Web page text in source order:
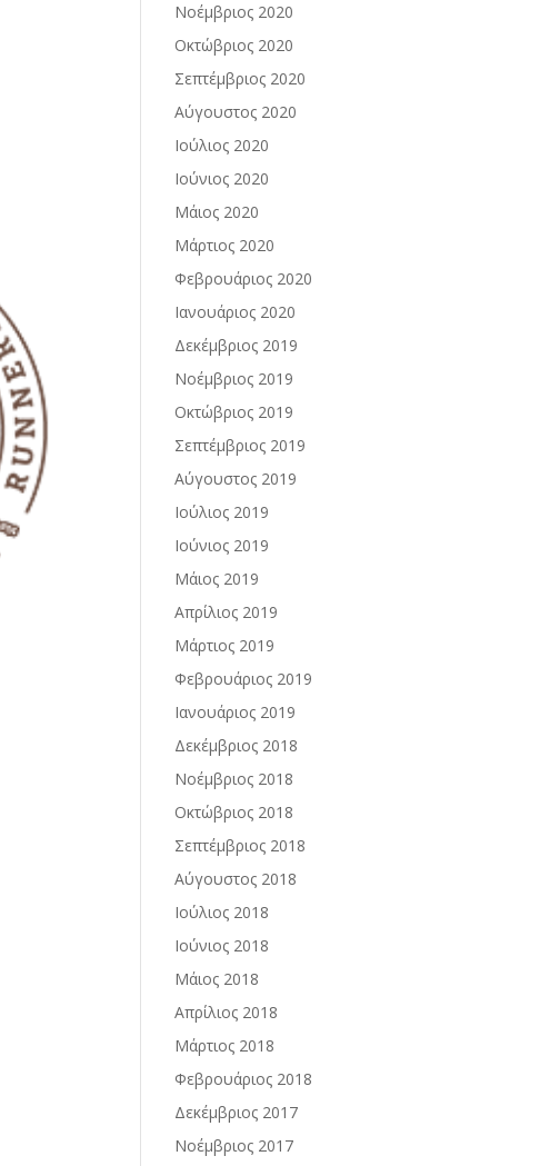
Νοέμβριος 2020
Οκτώβριος 2020
Σεπτέμβριος 2020
Αύγουστος 2020
Ιούλιος 2020
Ιούνιος 2020
Μάιος 2020
Μάρτιος 2020
Φεβρουάριος 2020
Ιανουάριος 2020
Δεκέμβριος 2019
Νοέμβριος 2019
Οκτώβριος 2019
Σεπτέμβριος 2019
Αύγουστος 2019
Ιούλιος 2019
Ιούνιος 2019
Μάιος 2019
Απρίλιος 2019
Μάρτιος 2019
Φεβρουάριος 2019
Ιανουάριος 2019
Δεκέμβριος 2018
Νοέμβριος 2018
Οκτώβριος 2018
Σεπτέμβριος 2018
Αύγουστος 2018
Ιούλιος 2018
Ιούνιος 2018
Μάιος 2018
Απρίλιος 2018
Μάρτιος 2018
Φεβρουάριος 2018
Δεκέμβριος 2017
Νοέμβριος 2017